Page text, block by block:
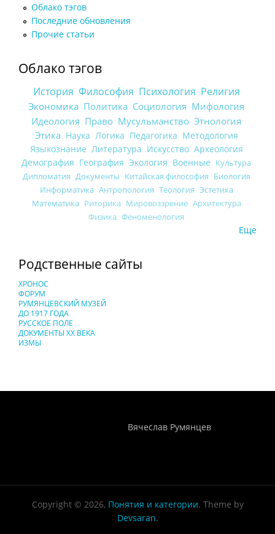
Облако тэгов
Последние обновления
Прочие статьи
Облако тэгов
История Философия Психология Религия
Экономика Политика Социология Мифология
Идеология Право Мусульманство Этнология
Этика Наука Логика Педагогика Методология
Языкознание Литература Искусство Археология
Демография География Экология Военные Культура
Дипломатия Документы Китайская философия Биология
Информатика Антропология Теология Эстетика
Математика Риторика Мировоззрение Архитектура
Физика Феноменология
Еще
Родственные сайты
ХРОНОС
ФОРУМ
РУМЯНЦЕВСКИЙ МУЗЕЙ
ДО 1917 ГОДА
РУССКОЕ ПОЛЕ
ДОКУМЕНТЫ XX ВЕКА
ИЗМЫ
Вячеслав Румянцев
Copyright © 2026, Понятия и категории. Theme by
Devsaran.